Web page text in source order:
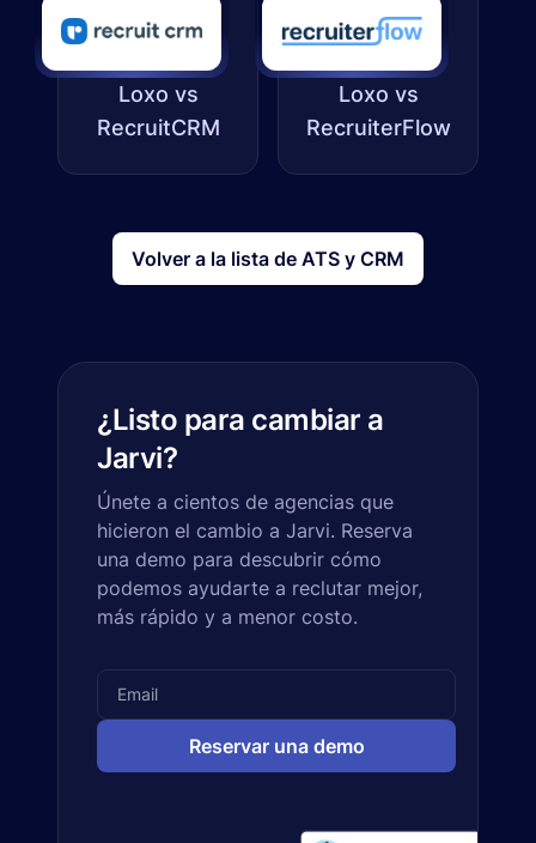
Loxo vs
RecruitCRM
Loxo vs
RecruiterFlow
Volver a la lista de ATS y CRM
¿Listo para cambiar a
Jarvi?
Únete a cientos de agencias que
hicieron el cambio a Jarvi. Reserva
una demo para descubrir cómo
podemos ayudarte a reclutar mejor,
más rápido y a menor costo.
Reservar una demo